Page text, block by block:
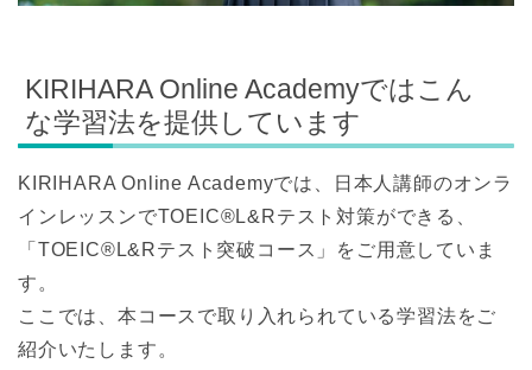
KIRIHARA Online Academyではこん
な学習法を提供しています
KIRIHARA Online Academyでは、日本人講師のオンラ
インレッスンでTOEIC®L&Rテスト対策ができる、
「TOEIC®L&Rテスト突破コース」をご用意していま
す。
ここでは、本コースで取り入れられている学習法をご
紹介いたします。